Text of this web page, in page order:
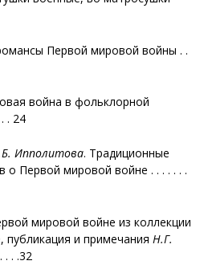
Первой мировой войны . .
война в фольклорной
. 24
Ипполитова. Традиционные
о Первой мировой войне . . . . . . .
мировой войне из коллекции
публикация и примечания Н.Г.
. . .32